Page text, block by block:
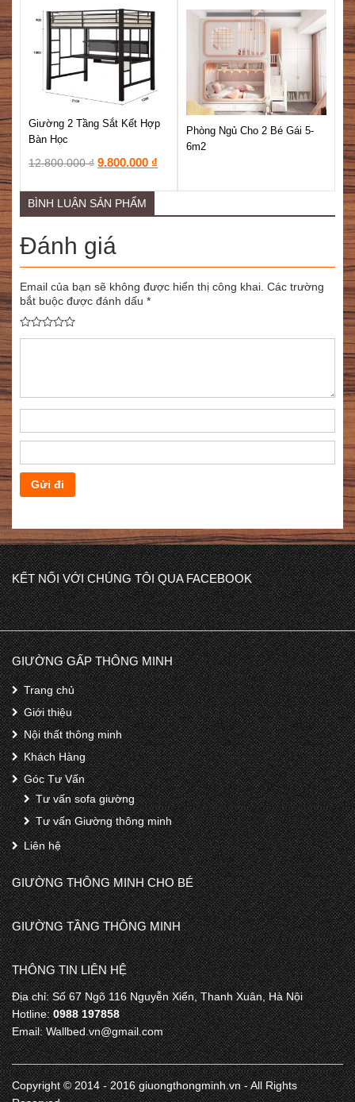
Giường 2 Tầng Sắt Kết Hợp
Bàn Học
12.800.000₫ 9.800.000 ₫
Phòng Ngủ Cho 2 Bé Gái 5-
6m2
BÌNH LUẬN SẢN PHẨM
Đánh giá
Email của bạn sẽ không được hiển thị công khai. Các trường
bắt buộc được đánh dấu *
KẾT NỐI VỚI CHÚNG TÔI QUA FACEBOOK
GIƯỜNG GẤP THÔNG MINH
Trang chủ
Giới thiệu
Nội thất thông minh
Khách Hàng
Góc Tư Vấn
Tư vấn sofa giường
Tư vấn Giường thông minh
Liên hệ
GIƯỜNG THÔNG MINH CHO BÉ
GIƯỜNG TẦNG THÔNG MINH
THÔNG TIN LIÊN HỆ
Địa chỉ: Số 67 Ngõ 116 Nguyễn Xiển, Thanh Xuân, Hà Nội
Hotline:0988 197858
Email: Wallbed.vn@gmail.com
Copyright © 2014 - 2016 giuongthongminh.vn - All Rights